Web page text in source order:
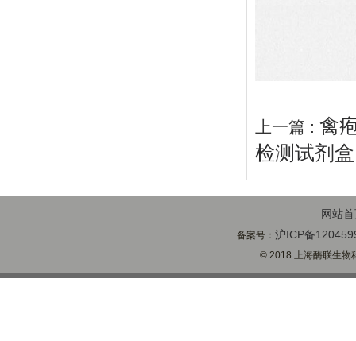
上一篇 : 禽
检测试剂盒
网站
备案号：沪ICP备
© 2018 上海酶联生物